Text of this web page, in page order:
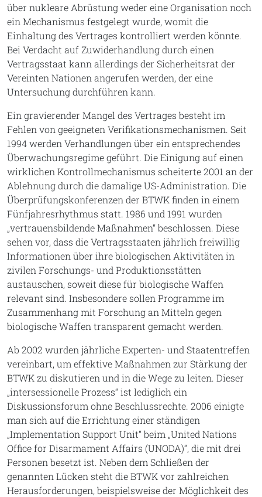
über nukleare Abrüstung weder eine Organisation noch
ein Mechanismus festgelegt wurde, womit die
Einhaltung des Vertrages kontrolliert werden könnte.
Bei Verdacht auf Zuwiderhandlung durch einen
Vertragsstaat kann allerdings der Sicherheitsrat der
Vereinten Nationen angerufen werden, der eine
Untersuchung durchführen kann.
Ein gravierender Mangel des Vertrages besteht im
Fehlen von geeigneten Verifikationsmechanismen. Seit
1994 werden Verhandlungen über ein entsprechendes
Überwachungsregime geführt. Die Einigung auf einen
wirklichen Kontrollmechanismus scheiterte 2001 an der
Ablehnung durch die damalige US-Administration. Die
Überprüfungskonferenzen der BTWK finden in einem
Fünfjahresrhythmus statt. 1986 und 1991 wurden
„vertrauensbildende Maßnahmen“ beschlossen. Diese
sehen vor, dass die Vertragsstaaten jährlich freiwillig
Informationen über ihre biologischen Aktivitäten in
zivilen Forschungs- und Produktionsstätten
austauschen, soweit diese für biologische Waffen
relevant sind. Insbesondere sollen Programme im
Zusammenhang mit Forschung an Mitteln gegen
biologische Waffen transparent gemacht werden.
Ab 2002 wurden jährliche Experten- und Staatentreffen
vereinbart, um effektive Maßnahmen zur Stärkung der
BTWK zu diskutieren und in die Wege zu leiten. Dieser
„intersessionelle Prozess“ ist lediglich ein
Diskussionsforum ohne Beschlussrechte. 2006 einigte
man sich auf die Errichtung einer ständigen
„Implementation Support Unit“ beim „United Nations
Office for Disarmament Affairs (UNODA)“, die mit drei
Personen besetzt ist. Neben dem Schließen der
genannten Lücken steht die BTWK vor zahlreichen
Herausforderungen, beispielsweise der Möglichkeit des